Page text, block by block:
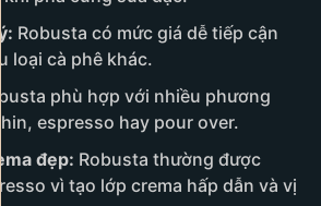
Robusta có mức giá dễ tiếp cận
loại cà phê khác.
phù hợp với nhiều phương
espresso hay pour over.
đẹp: Robusta thường được
vì tạo lớp crema hấp dẫn và vị